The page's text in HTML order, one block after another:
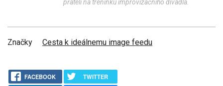
přáteli na tréninku improvizačního divadla.
Značky Cesta k ideálnemu image feedu
FACEBOOK
TWITTER